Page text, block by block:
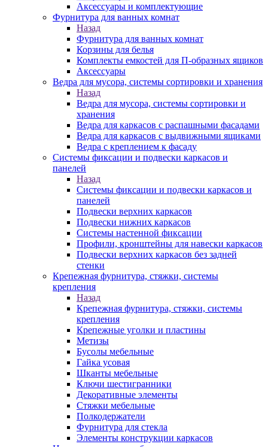
Аксессуары и комплектующие
Фурнитура для ванных комнат
Назад
Фурнитура для ванных комнат
Корзины для белья
Комплекты емкостей для П-образных ящиков
Аксессуары
Ведра для мусора, системы сортировки и хранения
Назад
Ведра для мусора, системы сортировки и
хранения
Ведра для каркасов с распашными фасадами
Ведра для каркасов с выдвижными ящиками
Ведра с креплением к фасаду
Системы фиксации и подвески каркасов и
панелей
Назад
Системы фиксации и подвески каркасов и
панелей
Подвески верхних каркасов
Подвески нижних каркасов
Системы настенной фиксации
Профили, кронштейны для навески каркасов
Подвески верхних каркасов без задней
стенки
Крепежная фурнитура, стяжки, системы
крепления
Назад
Крепежная фурнитура, стяжки, системы
крепления
Крепежные уголки и пластины
Метизы
Бусолы мебельные
Гайка усовая
Шканты мебельные
Ключи шестигранники
Декоративные элементы
Стяжки мебельные
Полкодержатели
Фурнитура для стекла
Элементы конструкции каркасов